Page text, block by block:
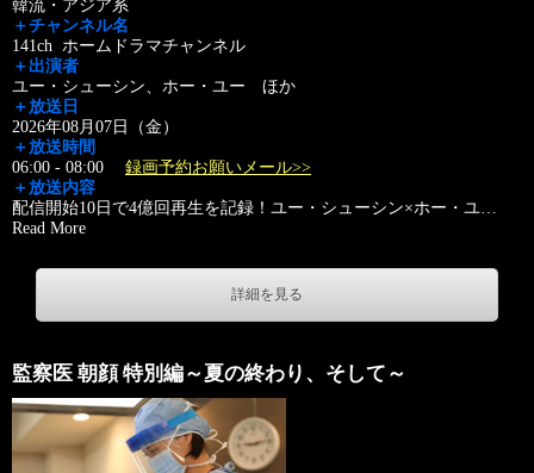
韓流・アジア系
＋チャンネル名
141ch ホームドラマチャンネル
＋出演者
ユー・シューシン、ホー・ユー ほか
＋放送日
2026年08月07日（金）
＋放送時間
06:00 - 08:00 録画予約お願いメール>>
＋放送内容
配信開始10日で4億回再生を記録！ユー・シューシン×ホー・ユ…
Read More
詳細を見る
監察医 朝顔 特別編～夏の終わり、そして～